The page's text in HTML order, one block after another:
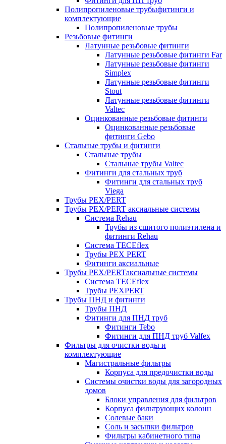
Полипропиленовые трубыфитинги и
комплектующие
Полипропиленовые трубы
Резьбовые фитинги
Латунные резьбовые фитинги
Латунные резьбовые фитинги Far
Латунные резьбовые фитинги
Simplex
Латунные резьбовые фитинги
Stout
Латунные резьбовые фитинги
Valtec
Оцинкованные резьбовые фитинги
Оцинкованные резьбовые
фитинги Gebo
Стальные трубы и фитинги
Стальные трубы
Стальные трубы Valtec
Фитинги для стальных труб
Фитинги для стальных труб
Viega
Трубы PEX/PERT
Трубы PEX/PERT аксиальные системы
Система Rehau
Трубы из сшитого полиэтилена и
фитинги Rehau
Система TECEflex
Трубы PEX PERT
Фитинги аксиальные
Трубы PEX/PERTаксиальные системы
Система TECEflex
Трубы PEXPERT
Трубы ПНД и фитинги
Трубы ПНД
Фитинги для ПНД труб
Фитинги Tebo
Фитинги для ПНД труб Valfex
Фильтры для очистки воды и
комплектующие
Магистральные фильтры
Корпуса для предочистки воды
Системы очистки воды для загородных
домов
Блоки управления для фильтров
Корпуса фильтрующих колонн
Солевые баки
Соль и засыпки фильтров
Фильтры кабинетного типа